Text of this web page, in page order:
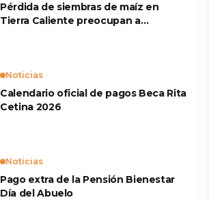
Pérdida de siembras de maíz en
Tierra Caliente preocupan a
Noticias
Calendario oficial de pagos Beca Rita
Cetina 2026
Noticias
Pago extra de la Pensión Bienestar
Día del Abuelo